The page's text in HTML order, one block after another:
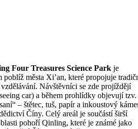
Four Treasures Science Park je
poblíž města Xi’an, které propojuje
Návštěvníci se zde projíždějí
car) a během prohlídky objevují tzv.
– štětec, tuš, papír a inkoustový
Číny. Celý areál je součástí širší
pohoří Qinling, které je známé jako